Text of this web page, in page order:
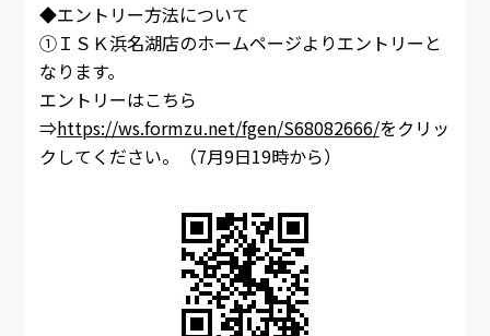
◆エントリー方法について
①ＩＳＫ浜名湖店のホームページよりエントリーと
なります。
エントリーはこちら
⇒https://ws.formzu.net/fgen/S68082666/をクリッ
クしてください。（7月9日19時から）